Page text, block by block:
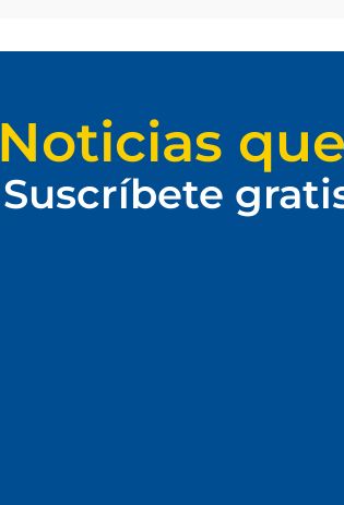
Noticias
Suscríbete